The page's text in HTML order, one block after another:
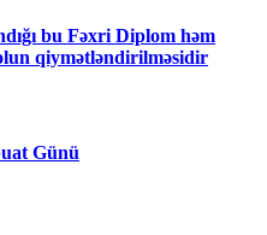
bu Fəxri Diplom həm
qiymətləndirilməsidir
Günü